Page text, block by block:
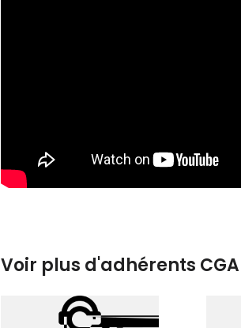
Voir plus d'adhérents CGA